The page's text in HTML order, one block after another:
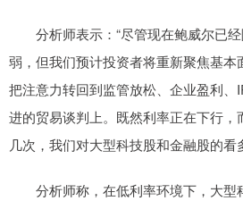
分析师表示：“尽管现在鲍威尔已经
弱，但我们预计投资者将重新聚焦基本
把注意力转回到监管放松、企业盈利、
进的贸易谈判上。既然利率正在下行，
几次，我们对大型科技股和金融股的看
分析师称，在低利率环境下，大型